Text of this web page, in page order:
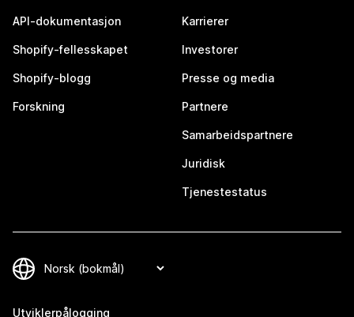
API-dokumentasjon
Shopify-fellesskapet
Shopify-blogg
Forskning
Karrierer
Investorer
Presse og media
Partnere
Samarbeidspartnere
Juridisk
Tjenestestatus
Utviklerpålogging